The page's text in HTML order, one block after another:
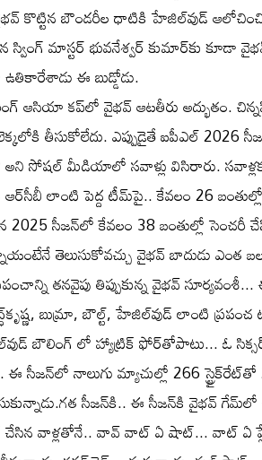
కొట్టిన బౌండరీల ధాటికి హేజిల్‌వుడ్‌
మాస్టర్‌ భువనేశ్వర్‌ కుమార్‌కు కూడా వైభవ్‌
ఈ బుడ్డోడు.
ఆసియా కప్‌లో వైభవ్‌ ఆటతీరు అద్భుతం.
తీసుకోలేదు. ఎప్పుడైతే ఐపీఎల్ 2026
అని సోషల్ మీడియాలో సవాళ్లు విసిరారు.
లాంటి పెద్ద టీమ్‌పై.. కేవలం 26 బంతుల్లో
2025 సీజన్‌లో కేవలం 38 బంతుల్లో
తెలుసుకోవచ్చు వైభవ్‌ బాదుడు ఎంత
తనవైపు తిప్పుకున్న వైభవ్
బుమ్రా, బౌల్ట్‌, హేజిల్‌వుడ్‌ లాంటి
బౌలింగ్‌ లో హ్యాట్రిక్‌ ఫోర్‌తోపాటు... ఓ
ఈ సీజన్‌లో నాలుగు మ్యాచుల్లో 266
సీజన్‌కి.. ఈ సీజన్‌కి వైభవ్‌
వాళ్లతోనే.. వావ్‌ వాట్ ఏ షాట్‌... వాట్‌ ఏ